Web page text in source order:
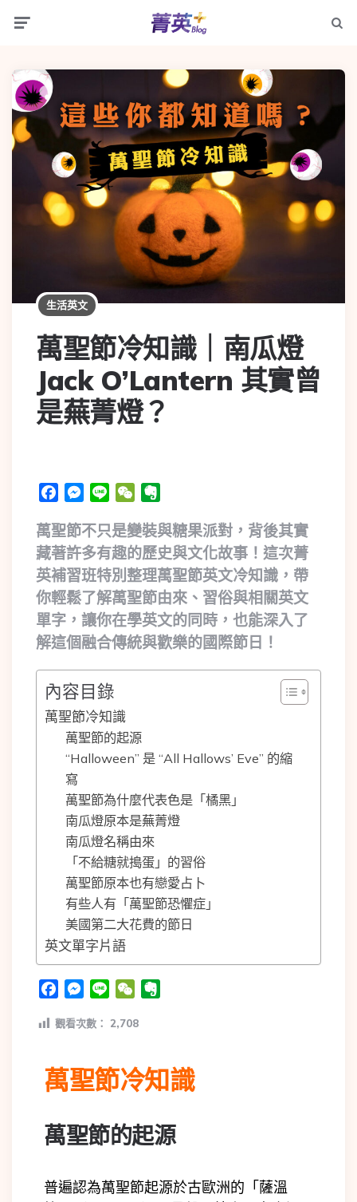
生活英文
萬聖節冷知識｜南瓜燈
Jack O’Lantern 其實曾
是蕪菁燈？
FacebookMessenger
Line WeChat
萬聖節不只是變裝與糖果派對，背後其實
藏著許多有趣的歷史與文化故事！這次菁
英補習班特別整理萬聖節英文冷知識，帶
你輕鬆了解萬聖節由來、習俗與相關英文
單字，讓你在學英文的同時，也能深入了
解這個融合傳統與歡樂的國際節日！
內容目錄
萬聖節冷知識
萬聖節的起源
“Halloween” 是 “All Hallows’ Eve” 的縮
寫
萬聖節為什麼代表色是「橘黑」
南瓜燈原本是蕪菁燈
南瓜燈名稱由來
「不給糖就搗蛋」的習俗
萬聖節原本也有戀愛占卜
有些人有「萬聖節恐懼症」
美國第二大花費的節日
英文單字片語
FacebookMessenger
Line WeChat
觀看次數： 2,708
萬聖節冷知識
萬聖節的起源
普遍認為萬聖節起源於古歐洲的「薩溫